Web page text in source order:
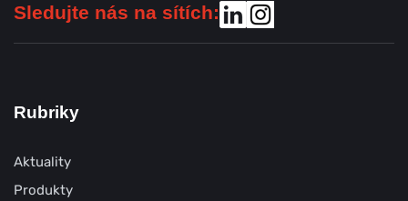
Sledujte nás na sítích:
Rubriky
Aktuality
Produkty